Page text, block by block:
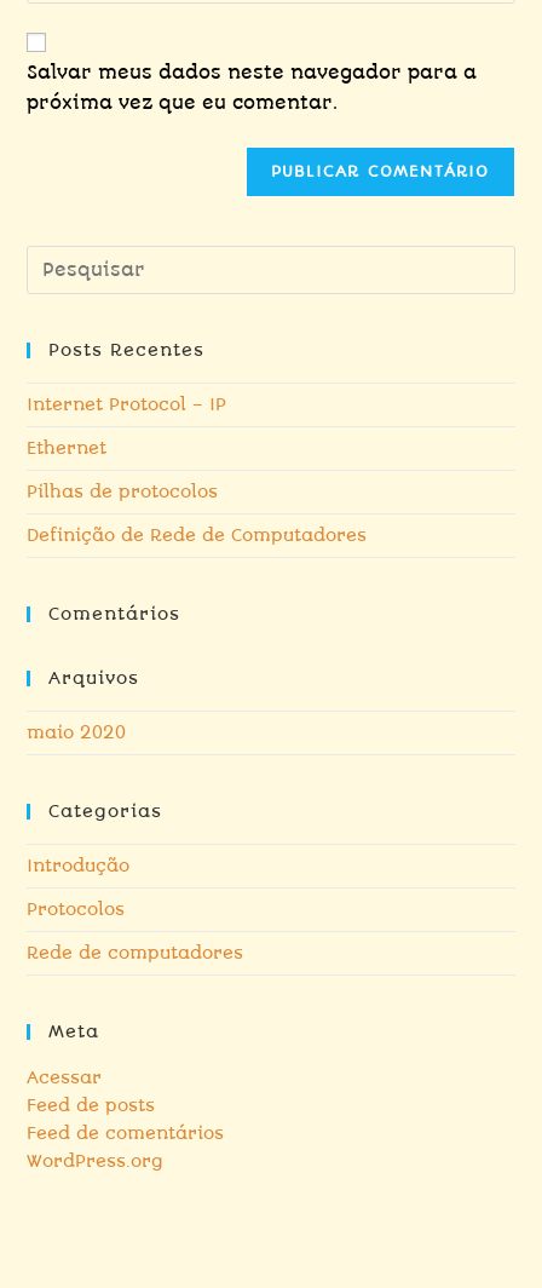
Salvar meus dados neste navegador para a
próxima vez que eu comentar.
Posts Recentes
Internet Protocol – IP
Ethernet
Pilhas de protocolos
Definição de Rede de Computadores
Comentários
Arquivos
maio 2020
Categorias
Introdução
Protocolos
Rede de computadores
Meta
Acessar
Feed de posts
Feed de comentários
WordPress.org